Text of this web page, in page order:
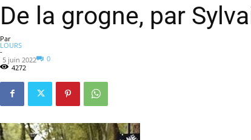
De la grogne, par
Par
LOURS
-
5 juin 2022
0
4272